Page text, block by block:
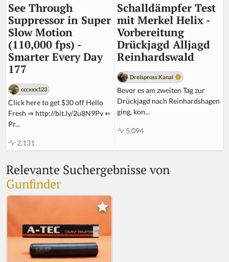
See Through
Suppressor in Super
Slow Motion
(110,000 fps) -
Smarter Every Day
177
cccxxx123
Click here to get $30 off Hello
Fresh ⇒ http://bit.ly/2u8N9Pv ⇐
Pr...
2.131
Schalldämpfer Test
mit Merkel Helix -
Vorbereitung
Drückjagd Alljagd
Reinhardswald
Dreispross Kanal
Bevor es am zweiten Tag zur
Drückjagd nach Reinhardshagen
ging, kon...
5.094
Relevante Suchergebnisse von
Gunfinder